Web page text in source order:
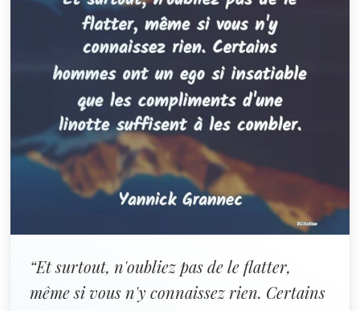
“Et surtout, n'oubliez pas de le flatter,
même si vous n'y connaissez rien. Certains